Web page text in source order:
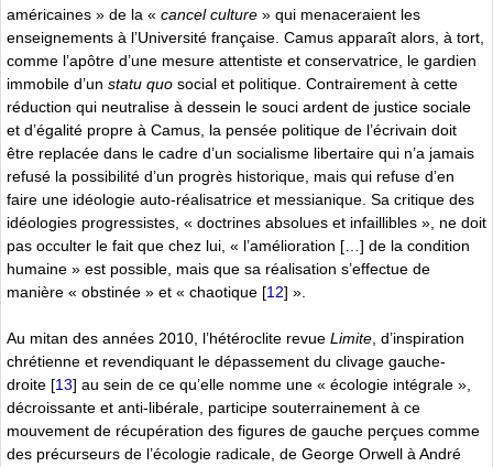
américaines » de la « cancel culture » qui menaceraient les
enseignements à l’Université française. Camus apparaît alors, à tort,
comme l’apôtre d’une mesure attentiste et conservatrice, le gardien
immobile d’un statu quo social et politique. Contrairement à cette
réduction qui neutralise à dessein le souci ardent de justice sociale
et d’égalité propre à Camus, la pensée politique de l’écrivain doit
être replacée dans le cadre d’un socialisme libertaire qui n’a jamais
refusé la possibilité d’un progrès historique, mais qui refuse d’en
faire une idéologie auto-réalisatrice et messianique. Sa critique des
idéologies progressistes, « doctrines absolues et infaillibles », ne doit
pas occulter le fait que chez lui, « l’amélioration […] de la condition
humaine » est possible, mais que sa réalisation s’effectue de
manière « obstinée » et « chaotique [12] ».
Au mitan des années 2010, l’hétéroclite revue Limite, d’inspiration
chrétienne et revendiquant le dépassement du clivage gauche-
droite [13] au sein de ce qu’elle nomme une « écologie intégrale »,
décroissante et anti-libérale, participe souterrainement à ce
mouvement de récupération des figures de gauche perçues comme
des précurseurs de l’écologie radicale, de George Orwell à André